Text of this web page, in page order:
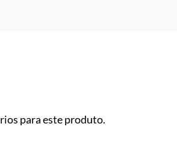
para este produto.